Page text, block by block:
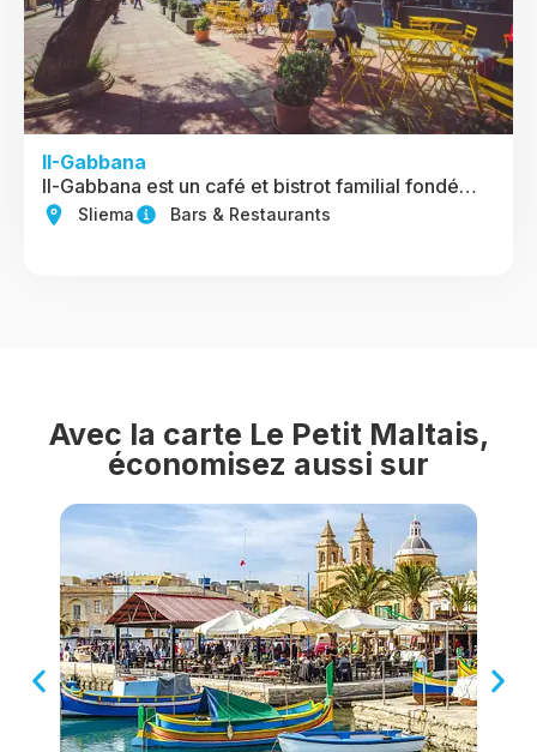
II-Gabbana
Il-Gabbana est un café et bistrot familial fondé…
Sliema Bars & Restaurants
Avec la carte Le Petit Maltais,
économisez aussi sur